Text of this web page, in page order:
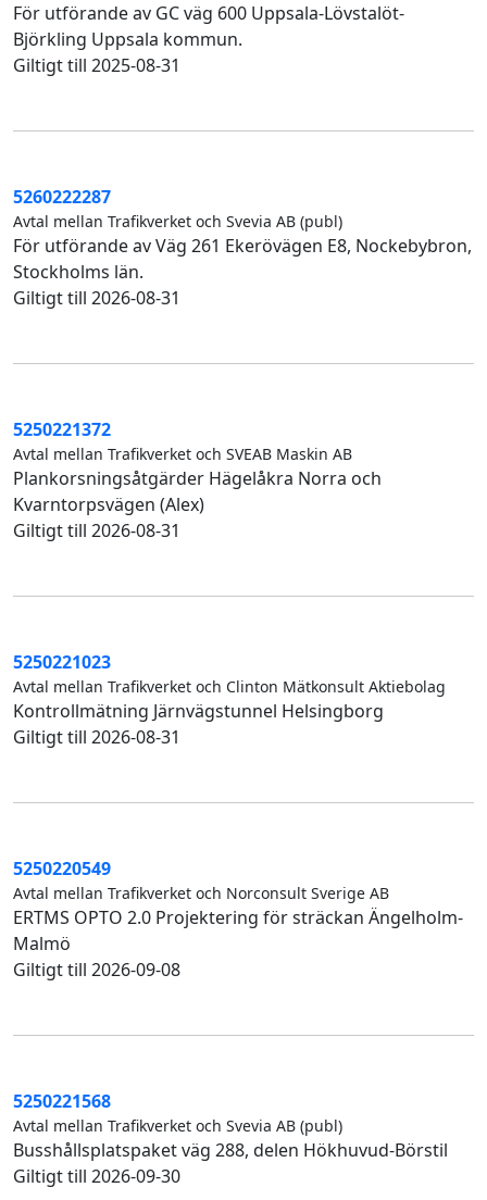
För utförande av GC väg 600 Uppsala-Lövstalöt-
Björkling Uppsala kommun.
Giltigt till 2025-08-31
5260222287
Avtal mellan Trafikverket och Svevia AB (publ)
För utförande av Väg 261 Ekerövägen E8, Nockebybron,
Stockholms län.
Giltigt till 2026-08-31
5250221372
Avtal mellan Trafikverket och SVEAB Maskin AB
Plankorsningsåtgärder Hägelåkra Norra och
Kvarntorpsvägen (Alex)
Giltigt till 2026-08-31
5250221023
Avtal mellan Trafikverket och Clinton Mätkonsult Aktiebolag
Kontrollmätning Järnvägstunnel Helsingborg
Giltigt till 2026-08-31
5250220549
Avtal mellan Trafikverket och Norconsult Sverige AB
ERTMS OPTO 2.0 Projektering för sträckan Ängelholm-
Malmö
Giltigt till 2026-09-08
5250221568
Avtal mellan Trafikverket och Svevia AB (publ)
Busshållsplatspaket väg 288, delen Hökhuvud-Börstil
Giltigt till 2026-09-30